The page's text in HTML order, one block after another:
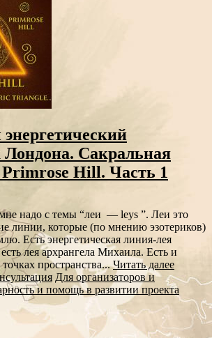
Лондона. Сакральная
Hill. Часть 1
надо с темы “леи — leys ”. Леи это
линии, которые (по мнению эзотериков)
Есть энергетическая линия-лея
лея архрангела Михаила. Есть и
пространства...Читать далее
Для организаторов и
и помощь в развитии проекта